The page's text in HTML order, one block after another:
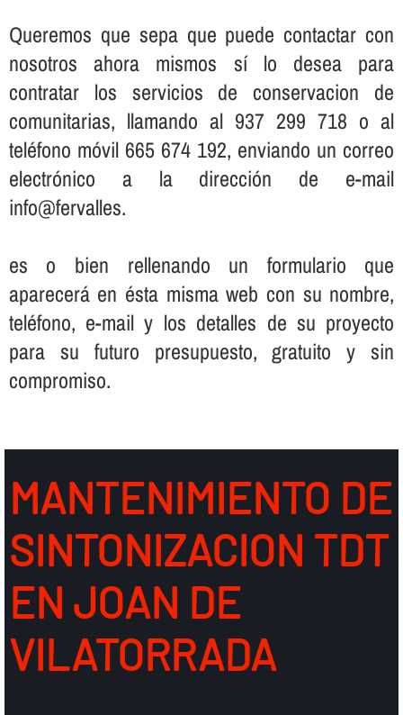
Queremos que sepa que puede contactar con
nosotros ahora mismos sí­ lo desea para
contratar los servicios de conservacion de
comunitarias, llamando al 937 299 718 o al
teléfono móvil 665 674 192, enviando un correo
electrónico a la dirección de e-mail
info@fervalles.
es o bien rellenando un formulario que
aparecerá en ésta misma web con su nombre,
teléfono, e-mail y los detalles de su proyecto
para su futuro presupuesto, gratuito y sin
compromiso.
MANTENIMIENTO DE
SINTONIZACION TDT
EN JOAN DE
VILATORRADA